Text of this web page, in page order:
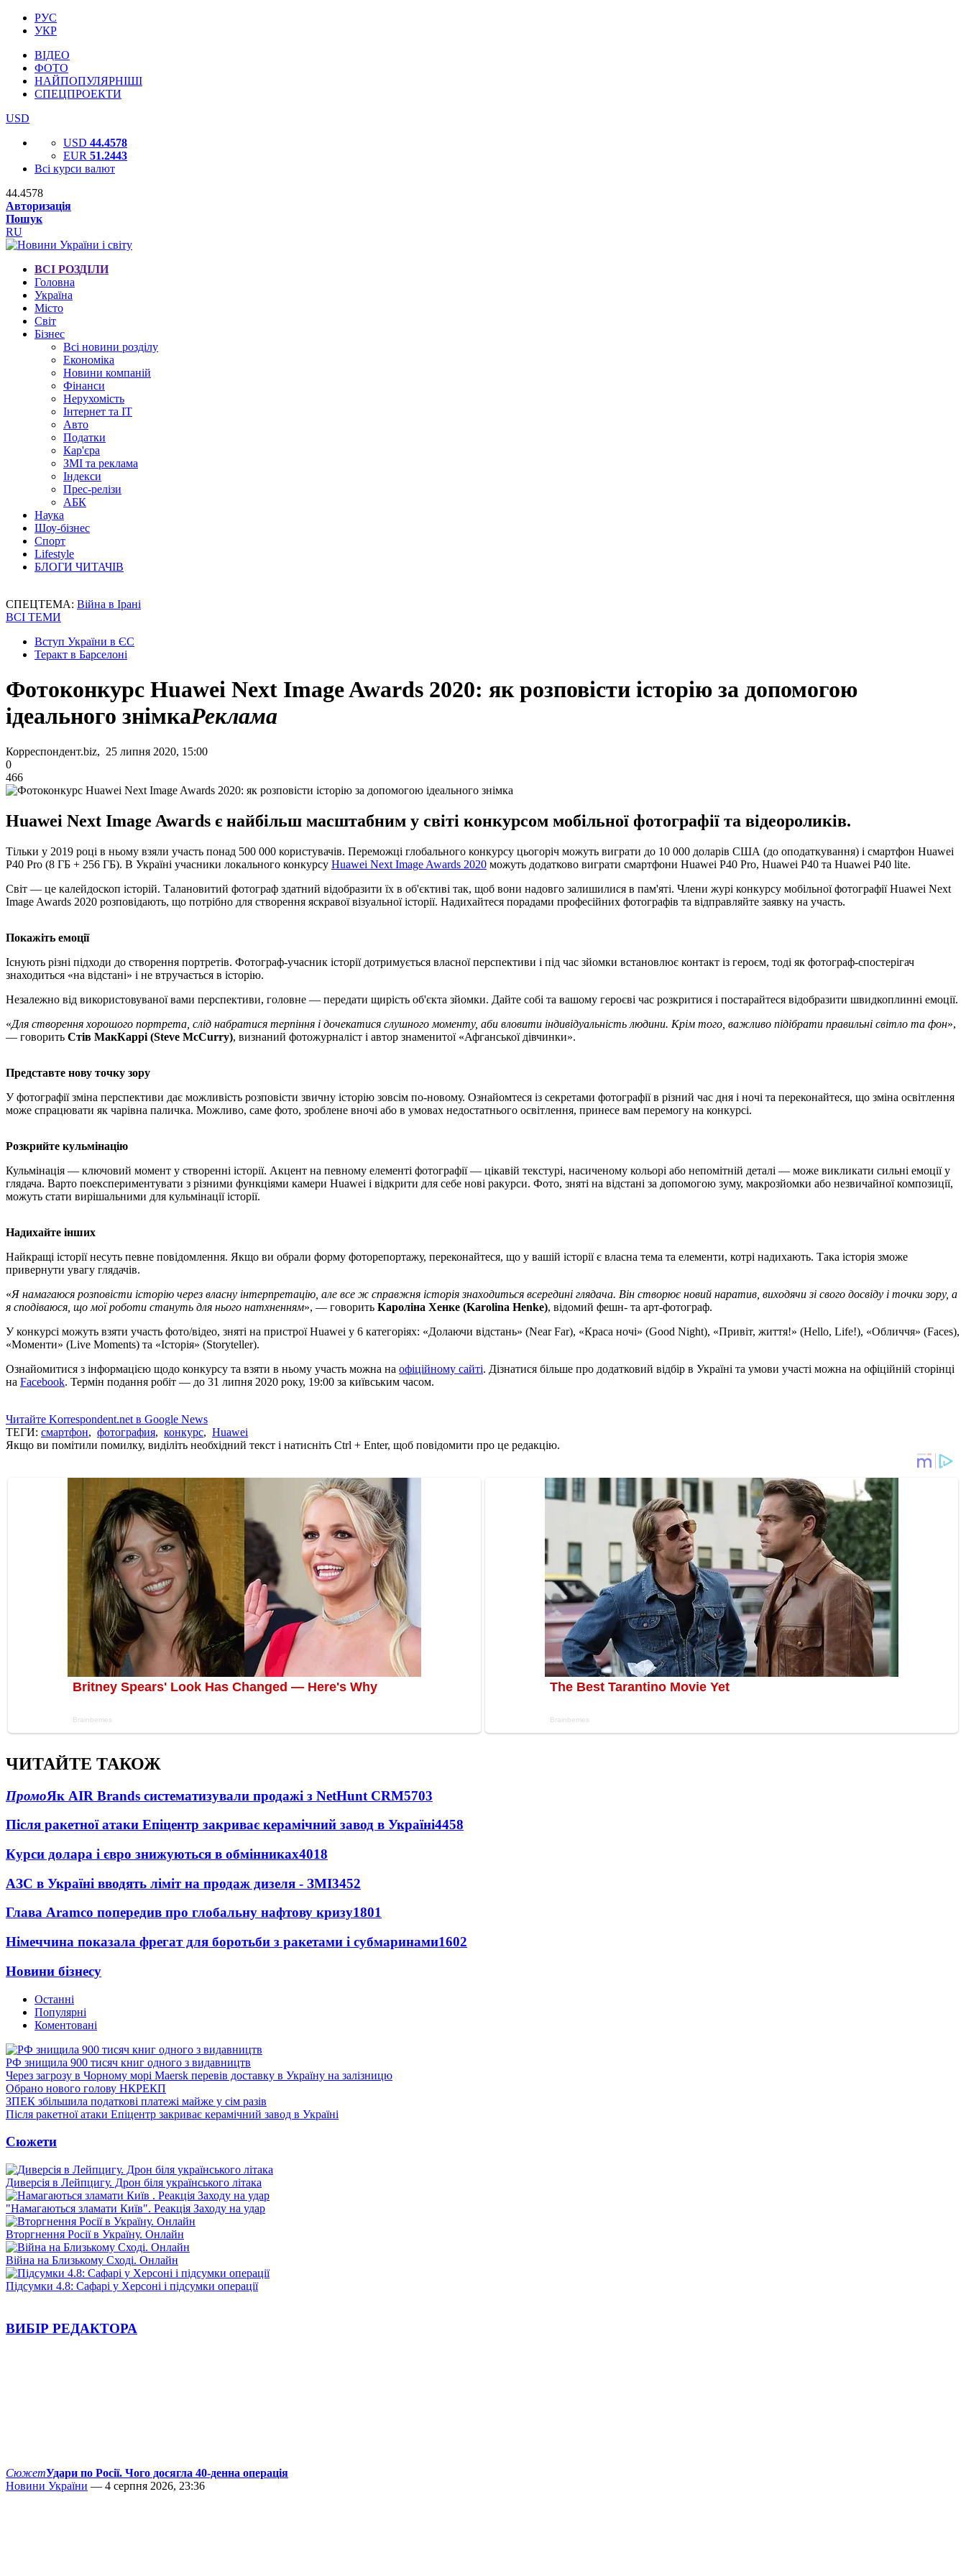
РУС
УКР
ВІДЕО
ФОТО
НАЙПОПУЛЯРНІШІ
СПЕЦПРОЕКТИ
USD
USD 44.4578
EUR 51.2443
Всі курси валют
44.4578
Авторизація
Пошук
RU
ВСІ РОЗДІЛИ
Головна
Україна
Місто
Світ
Бізнес
Всі новини розділу
Економіка
Новини компаній
Фінанси
Нерухомість
Інтернет та IT
Авто
Податки
Кар'єра
ЗМІ та реклама
Індекси
Прес-релізи
АБК
Наука
Шоу-бізнес
Спорт
Lifestyle
БЛОГИ ЧИТАЧІВ
СПЕЦТЕМА: Війна в Ірані
ВСІ ТЕМИ
Вступ України в ЄС
Теракт в Барселоні
Фотоконкурс Huawei Next Image Awards 2020: як розповісти історію за допомогою
ідеального знімкаРеклама
Корреспондент.biz, 25 липня 2020, 15:00
0
466
Huawei Next Image Awards є найбільш масштабним у світі конкурсом мобільної фотографії та відеороликів.
Тільки у 2019 році в ньому взяли участь понад 500 000 користувачів. Переможці глобального конкурсу цьогоріч можуть виграти до 10 000 доларів США (до оподаткування) і смартфон Huawei
P40 Pro (8 ГБ + 256 ГБ). В Україні учасники локального конкурсу Huawei Next Image Awards 2020 можуть додатково виграти смартфони Huawei P40 Pro, Huawei P40 та Huawei P40 lite.
Світ — це калейдоскоп історій. Талановитий фотограф здатний відобразити їх в об'єктиві так, щоб вони надовго залишилися в пам'яті. Члени журі конкурсу мобільної фотографії Huawei Next
Image Awards 2020 розповідають, що потрібно для створення яскравої візуальної історії. Надихайтеся порадами професійних фотографів та відправляйте заявку на участь.
Покажіть емоції
Існують різні підходи до створення портретів. Фотограф-учасник історії дотримується власної перспективи і під час зйомки встановлює контакт із героєм, тоді як фотограф-спостерігач
знаходиться «на відстані» і не втручається в історію.
Незалежно від використовуваної вами перспективи, головне — передати щирість об'єкта зйомки. Дайте собі та вашому героєві час розкритися і постарайтеся відобразити швидкоплинні емоції.
«Для створення хорошого портрета, слід набратися терпіння і дочекатися слушного моменту, аби вловити індивідуальність людини. Крім того, важливо підібрати правильні світло та фон»,
— говорить Стів МакКаррі (Steve McCurry), визнаний фотожурналіст і автор знаменитої «Афганської дівчинки».
Представте нову точку зору
У фотографії зміна перспективи дає можливість розповісти звичну історію зовсім по-новому. Ознайомтеся із секретами фотографії в різний час дня і ночі та переконайтеся, що зміна освітлення
може спрацювати як чарівна паличка. Можливо, саме фото, зроблене вночі або в умовах недостатнього освітлення, принесе вам перемогу на конкурсі.
Розкрийте кульмінацію
Кульмінація — ключовий момент у створенні історії. Акцент на певному елементі фотографії — цікавій текстурі, насиченому кольорі або непомітній деталі — може викликати сильні емоції у
глядача. Варто поекспериментувати з різними функціями камери Huawei і відкрити для себе нові ракурси. Фото, зняті на відстані за допомогою зуму, макрозйомки або незвичайної композиції,
можуть стати вирішальними для кульмінації історії.
Надихайте інших
Найкращі історії несуть певне повідомлення. Якщо ви обрали форму фоторепортажу, переконайтеся, що у вашій історії є власна тема та елементи, котрі надихають. Така історія зможе
привернути увагу глядачів.
«Я намагаюся розповісти історію через власну інтерпретацію, але все ж справжня історія знаходиться всередині глядача. Він створює новий наратив, виходячи зі свого досвіду і точки зору, а
я сподіваюся, що мої роботи стануть для нього натхненням», — говорить Кароліна Хенке (Karolina Henke), відомий фешн- та арт-фотограф.
У конкурсі можуть взяти участь фото/відео, зняті на пристрої Huawei у 6 категоріях: «Долаючи відстань» (Near Far), «Краса ночі» (Good Night), «Привіт, життя!» (Hello, Life!), «Обличчя» (Faces),
«Моменти» (Live Moments) та «Історія» (Storyteller).
Ознайомитися з інформацією щодо конкурсу та взяти в ньому участь можна на офіційному сайті. Дізнатися більше про додатковий відбір в Україні та умови участі можна на офіційній сторінці
на Facebook. Термін подання робіт — до 31 липня 2020 року, 19:00 за київським часом.
Читайте Korrespondent.net в Google News
ТЕГИ: смартфон, фотография, конкурс, Huawei
Якщо ви помітили помилку, виділіть необхідний текст і натисніть Ctrl + Enter, щоб повідомити про це редакцію.
ЧИТАЙТЕ ТАКОЖ
ПромоЯк AIR Brands систематизували продажі з NetHunt CRM5703
Після ракетної атаки Епіцентр закриває керамічний завод в Україні4458
Курси долара і євро знижуються в обмінниках4018
АЗС в Україні вводять ліміт на продаж дизеля - ЗМІ3452
Глава Aramco попередив про глобальну нафтову кризу1801
Німеччина показала фрегат для боротьби з ракетами і субмаринами1602
Новини бізнесу
Останні
Популярні
Коментовані
РФ знищила 900 тисяч книг одного з видавництв
Через загрозу в Чорному морі Maersk перевів доставку в Україну на залізницю
Обрано нового голову НКРЕКП
ЗПЕК збільшила податкові платежі майже у сім разів
Після ракетної атаки Епіцентр закриває керамічний завод в Україні
Сюжети
Диверсія в Лейпцигу. Дрон біля українського літака
"Намагаються зламати Київ". Реакція Заходу на удар
Вторгнення Росії в Україну. Онлайн
Війна на Близькому Сході. Онлайн
Підсумки 4.8: Сафарі у Херсоні і підсумки операції
ВИБІР РЕДАКТОРА
СюжетУдари по Росії. Чого досягла 40-денна операція
Новини України — 4 серпня 2026, 23:36